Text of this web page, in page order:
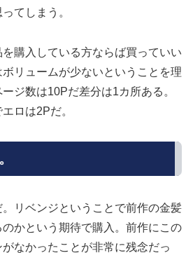
てしまう。
購入している方ならば買っていい
リュームが少ないということを理
ジ数は10Pだ差分は1カ所ある。
ロは2Pだ。
リベンジということで前作の金髪
かという期待で購入。前作にこの
なかったことが非常に残念だっ